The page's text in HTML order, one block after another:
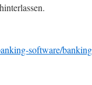
software/